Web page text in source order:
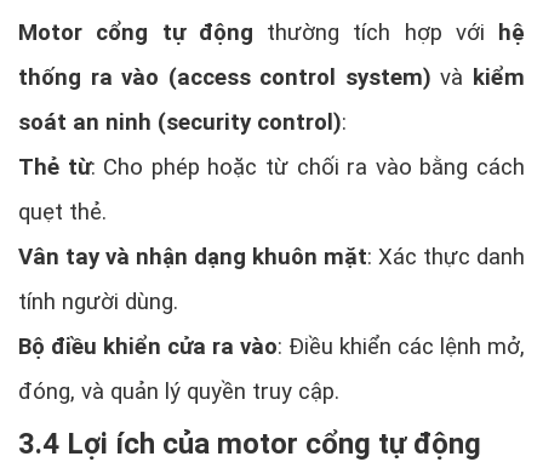
Motor cổng tự động thường tích hợp với hệ
thống ra vào (access control system) và kiểm
soát an ninh (security control):
Thẻ từ: Cho phép hoặc từ chối ra vào bằng cách
quẹt thẻ.
Vân tay và nhận dạng khuôn mặt: Xác thực danh
tính người dùng.
Bộ điều khiển cửa ra vào: Điều khiển các lệnh mở,
đóng, và quản lý quyền truy cập.
3.4 Lợi ích của motor cổng tự động